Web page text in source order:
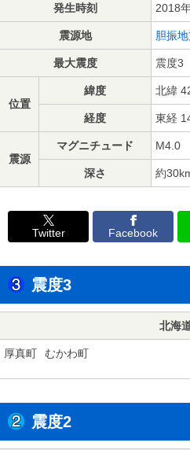
発生時刻 2018
震源地 胆振
最大震度 震度3
位置
緯度 北緯
経度 東経
震源
マグニチュード M4.0
深さ 約
Twitter Facebook
震度3
北海
厚真町 むかわ町
震度2